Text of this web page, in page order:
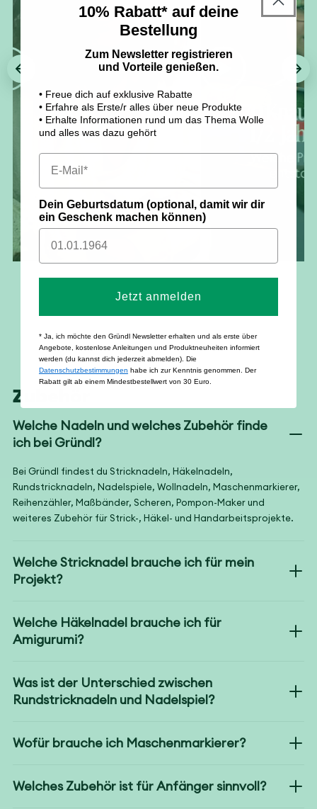
Zubehör
Welche Nadeln und welches Zubehör finde
ich bei Gründl?
Bei Gründl findest du Stricknadeln, Häkelnadeln,
Rundstricknadeln, Nadelspiele, Wollnadeln, Maschenmarkierer,
Reihenzähler, Maßbänder, Scheren, Pompon-Maker und
weiteres Zubehör für Strick-, Häkel- und Handarbeitsprojekte.
Welche Stricknadel brauche ich für mein
Projekt?
Welche Häkelnadel brauche ich für
Amigurumi?
Was ist der Unterschied zwischen
Rundstricknadeln und Nadelspiel?
Wofür brauche ich Maschenmarkierer?
Welches Zubehör ist für Anfänger sinnvoll?
10% Rabatt* auf deine
Bestellung
Zum Newsletter registrieren
und Vorteile genießen.
• Freue dich auf exklusive Rabatte
• Erfahre als Erste/r alles über neue Produkte
• Erhalte Informationen rund um das Thema Wolle
und alles was dazu gehört
Dein Geburtsdatum (optional, damit wir dir
ein Geschenk machen können)
Jetzt anmelden
* Ja, ich möchte den Gründl Newsletter erhalten und als erste über
Angebote, kostenlose Anleitungen und Produktneuheiten informiert
werden (du kannst dich jederzeit abmelden). Die
Datenschutzbestimmungen habe ich zur Kenntnis genommen. Der
Rabatt gilt ab einem Mindestbestellwert von 30 Euro.